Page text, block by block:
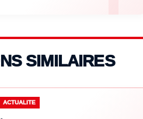
SIMILAIRES
ACTUALITE